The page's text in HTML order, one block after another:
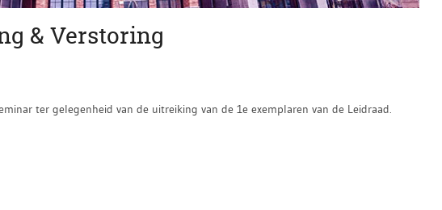
& Verstoring
ter gelegenheid van de uitreiking van de 1e exemplaren van de Leidraad.